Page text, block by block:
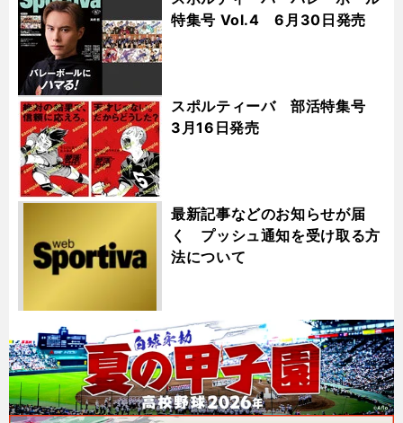
特集号 Vol.4 6月30日発売
スポルティーバ 部活特集号
3月16日発売
最新記事などのお知らせが届
く プッシュ通知を受け取る方
法について